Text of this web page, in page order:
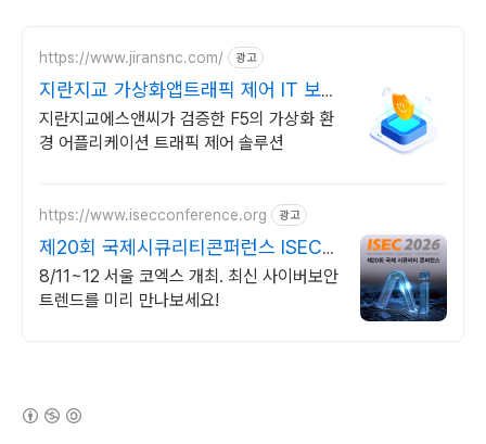
https://www.jiransnc.com/ 광고
지란지교 가상화앱트래픽 제어 IT 보안
솔루션 전문기업
지란지교에스앤씨가 검증한 F5의 가상화 환
경 어플리케이션 트래픽 제어 솔루션
https://www.isecconference.org 광고
제20회 국제시큐리티콘퍼런스 ISEC
2026
8/11~12 서울 코엑스 개최. 최신 사이버보안
트렌드를 미리 만나보세요!